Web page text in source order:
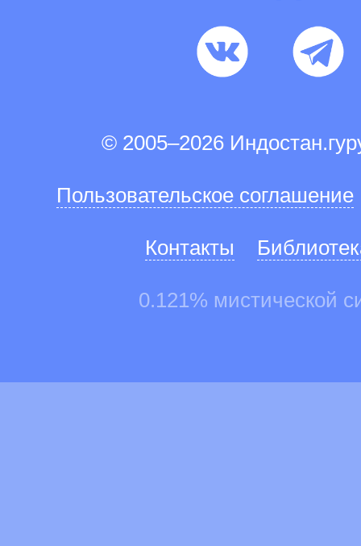
© 2005–2026
Пользовательское соглашение
Контакты
0.121% мистической